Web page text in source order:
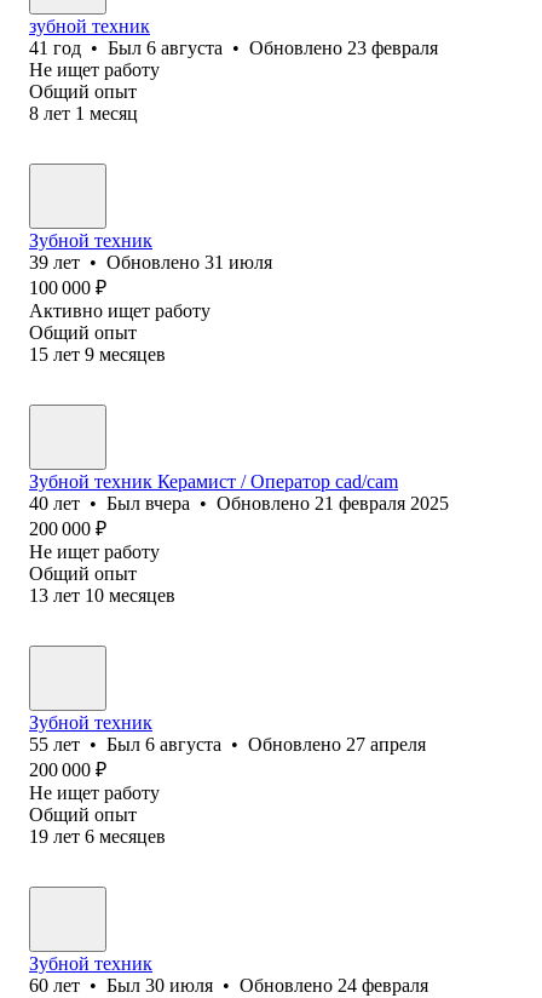
зубной техник
41 год • Был 6 августа • Обновлено 23 февраля
Не ищет работу
Общий опыт
8 лет 1 месяц
Зубной техник
39 лет • Обновлено 31 июля
100 000 ₽
Активно ищет работу
Общий опыт
15 лет 9 месяцев
Зубной техник Керамист / Оператор cad/cam
40 лет • Был вчера • Обновлено 21 февраля 2025
200 000 ₽
Не ищет работу
Общий опыт
13 лет 10 месяцев
Зубной техник
55 лет • Был 6 августа • Обновлено 27 апреля
200 000 ₽
Не ищет работу
Общий опыт
19 лет 6 месяцев
Зубной техник
60 лет • Был 30 июля • Обновлено 24 февраля